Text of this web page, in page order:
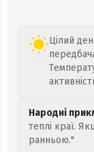
Цілий
Народні
теплі краї.
ранньою."